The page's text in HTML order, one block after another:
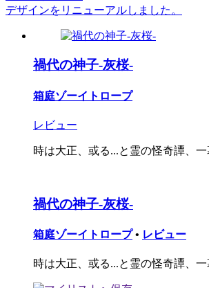
デザインをリニューアルしました。
禍代の神子-灰桜-
箱庭ゾーイトロープ
レビュー
時は大正、或る...と霊の怪奇譚、一
禍代の神子-灰桜-
箱庭ゾーイトロープ • レビュー
時は大正、或る...と霊の怪奇譚、一